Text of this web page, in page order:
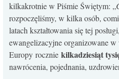
kilkakrotnie w Piśmie Świętym: „
rozpoczęliśmy, w kilka osób,
latach kształtowania się tej
ewangelizacyjne organizowane
Europy rocznie kilkadziesiąt
nawrócenia, pojednania,